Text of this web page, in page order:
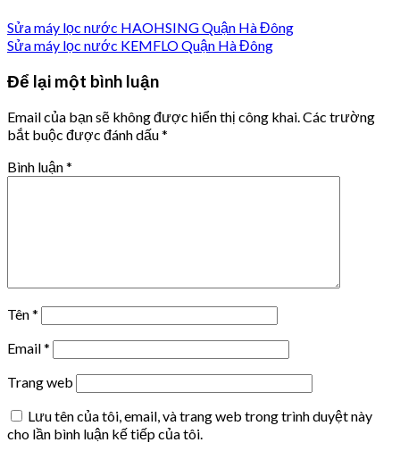
Sửa máy lọc nước HAOHSING Quận Hà Đông
Sửa máy lọc nước KEMFLO Quận Hà Đông
Để lại một bình luận
Email của bạn sẽ không được hiển thị công khai.Các trường
bắt buộc được đánh dấu*
Bình luận*
Tên*
Email*
Trang web
Lưu tên của tôi, email, và trang web trong trình duyệt này
cho lần bình luận kế tiếp của tôi.